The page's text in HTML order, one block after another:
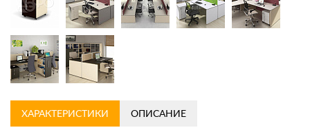
ХАРАКТЕРИСТИКИ ОПИСАНИЕ